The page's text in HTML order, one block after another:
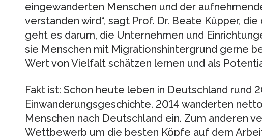
eingewanderten Menschen und der
verstanden wird“, sagt Prof. Dr. Beate Küpper,
geht es darum, die Unternehmen und
sie Menschen mit Migrationshintergrund gerne
Wert von Vielfalt schätzen lernen und als
Fakt ist: Schon heute leben in Deutschland rund
Einwanderungsgeschichte. 2014 wanderten
Menschen nach Deutschland ein. Zum anderen
Wettbewerb um die besten Köpfe auf dem